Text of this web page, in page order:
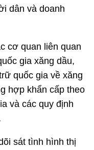
dân và doanh
cơ quan liên quan
gia xăng dầu,
quốc gia về xăng
hợp khẩn cấp theo
và các quy định
sát tình hình thị